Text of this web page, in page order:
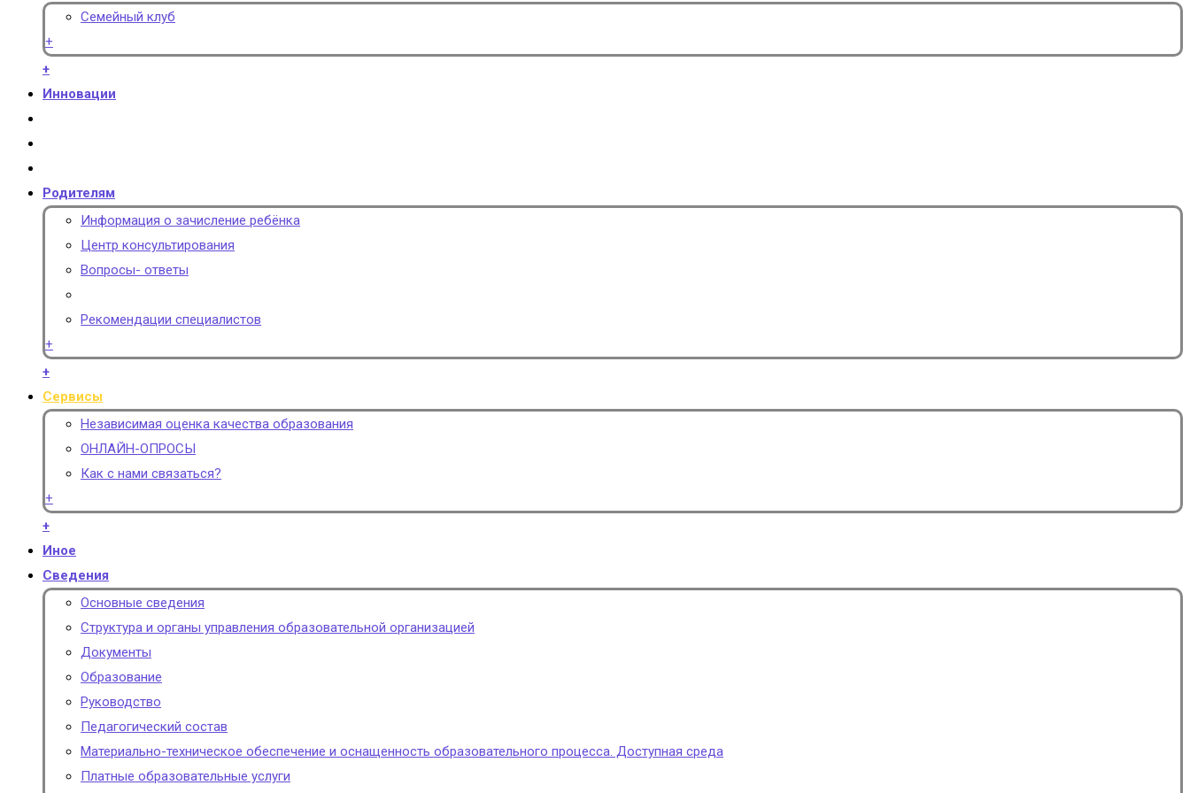
Семейный клуб
+
+
Инновации
Родителям
Информация о зачисление ребёнка
Центр консультирования
Вопросы- ответы
Рекомендации специалистов
+
+
Сервисы
Независимая оценка качества образования
ОНЛАЙН-ОПРОСЫ
Как с нами связаться?
+
+
Иное
Сведения
Основные сведения
Структура и органы управления образовательной организацией
Документы
Образование
Руководство
Педагогический состав
Материально-техническое обеспечение и оснащенность образовательного процесса. Доступная среда
Платные образовательные услуги